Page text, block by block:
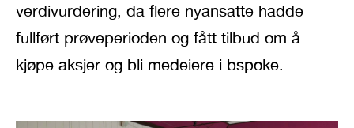
verdivurdering, da flere nyansatte hadde
fullført prøveperioden og fått tilbud om å
kjøpe aksjer og bli medeiere i bspoke.